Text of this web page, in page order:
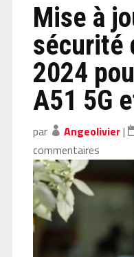
Mise à
sécurité
2024
A51 5G
par Angeolivier|
commentaires